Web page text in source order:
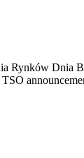
Rynków Dnia